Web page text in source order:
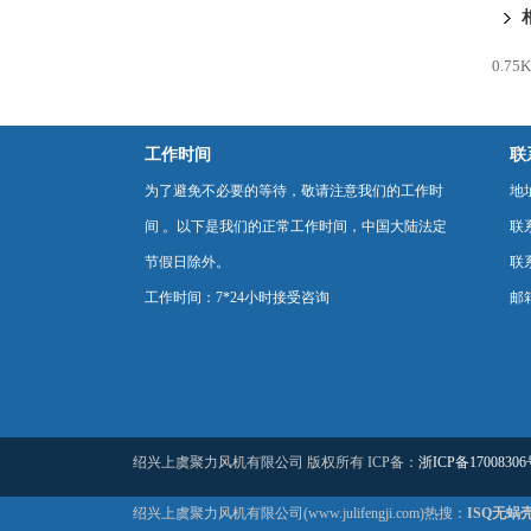
工作时间
为了避免不必要的等待，敬请注意我们的工作时
间 。以下是我们的正常工作时间，中国大陆法定
节假日除外。
工作时间：7*24小时接受咨询
联
地
联
联
邮
绍兴上虞聚力风机有限公司 版权所有 ICP备： 浙ICP备17008306
绍兴上虞聚力风机有限公司(www.julifengji.com)热搜： ISQ无蜗